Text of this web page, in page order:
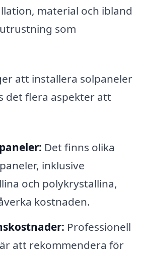
material och ibland
som
att installera solpaneler
det flera aspekter att
Det finns olika
inklusive
och polykrystallina,
kostnaden.
Professionell
att rekommendera för